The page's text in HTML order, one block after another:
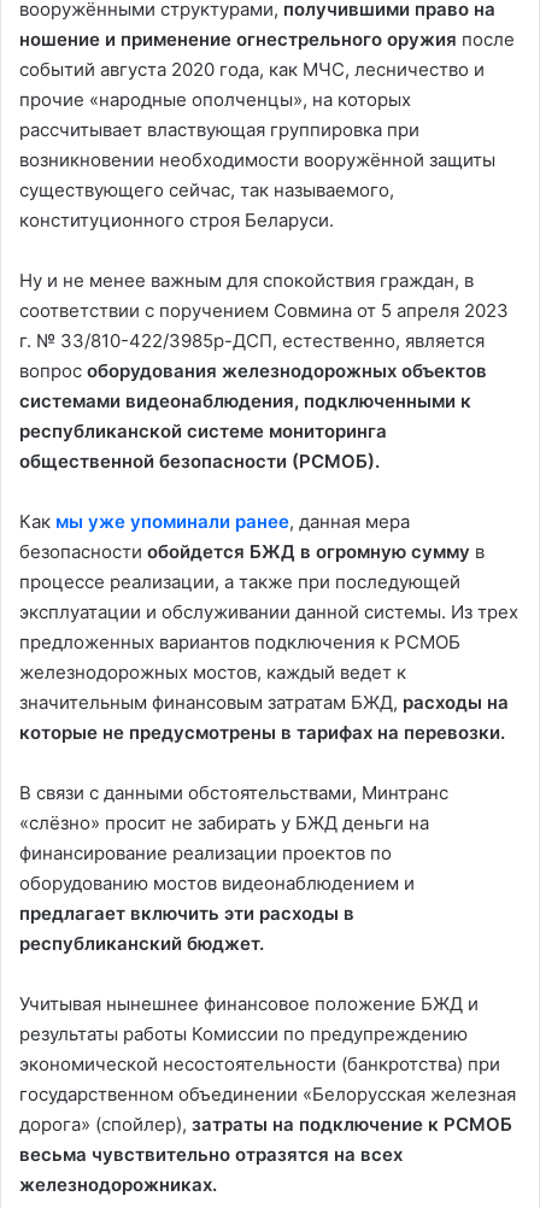
вооружёнными структурами, получившими право на
ношение и применение огнестрельного оружия после
событий августа 2020 года, как МЧС, лесничество и
прочие «народные ополченцы», на которых
рассчитывает властвующая группировка при
возникновении необходимости вооружённой защиты
существующего сейчас, так называемого,
конституционного строя Беларуси.
Ну и не менее важным для спокойствия граждан, в
соответствии с поручением Совмина от 5 апреля 2023
г. № 33/810-422/3985р-ДСП, естественно, является
вопрос оборудования железнодорожных объектов
системами видеонаблюдения, подключенными к
республиканской системе мониторинга
общественной безопасности (РСМОБ).
Как мы уже упоминали ранее, данная мера
безопасности обойдется БЖД в огромную сумму в
процессе реализации, а также при последующей
эксплуатации и обслуживании данной системы. Из трех
предложенных вариантов подключения к РСМОБ
железнодорожных мостов, каждый ведет к
значительным финансовым затратам БЖД, расходы на
которые не предусмотрены в тарифах на перевозки.
В связи с данными обстоятельствами, Минтранс
«слёзно» просит не забирать у БЖД деньги на
финансирование реализации проектов по
оборудованию мостов видеонаблюдением и
предлагает включить эти расходы в
республиканский бюджет.
Учитывая нынешнее финансовое положение БЖД и
результаты работы Комиссии по предупреждению
экономической несостоятельности (банкротства) при
государственном объединении «Белорусская железная
дорога» (спойлер), затраты на подключение к РСМОБ
весьма чувствительно отразятся на всех
железнодорожниках.